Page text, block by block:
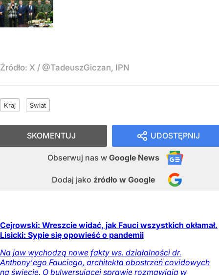
Źródło: X / @TadeuszGiczan, IPN
Kraj Świat
UDOSTĘPNIJ
Obserwuj nas w Google News
Dodaj jako źródło w Google
SKOMENTUJ
Cejrowski: Wreszcie widać, jak Fauci wszystkich okłamał.
Lisicki: Sypie się opowieść o pandemii
Na jaw wychodzą nowe fakty ws. działalności dr.
Anthony'ego Fauciego, architekta obostrzeń covidowych
na świecie. O bulwersującej sprawie rozmawiają w